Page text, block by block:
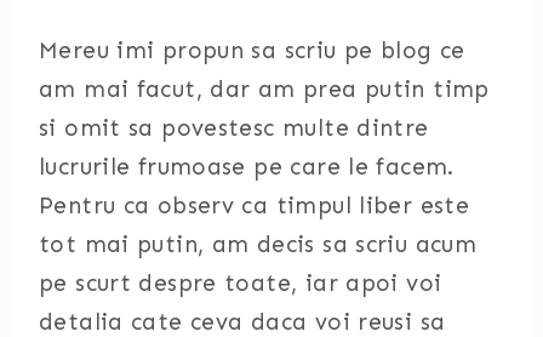
Mereu imi propun sa scriu pe blog ce
am mai facut, dar am prea putin timp
si omit sa povestesc multe dintre
lucrurile frumoase pe care le facem.
Pentru ca observ ca timpul liber este
tot mai putin, am decis sa scriu acum
pe scurt despre toate, iar apoi voi
detalia cate ceva daca voi reusi sa